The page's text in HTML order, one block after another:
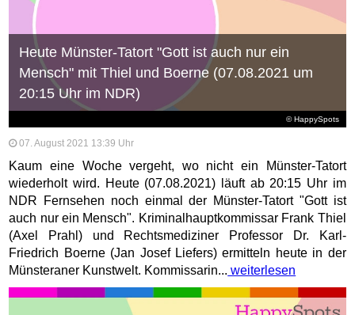
© HappySpots
Heute Münster-Tatort "Gott ist auch nur ein
Mensch" mit Thiel und Boerne (07.08.2021 um
20:15 Uhr im NDR)
07. August 2021 13:39 Uhr
Kaum eine Woche vergeht, wo nicht ein Münster-Tatort
wiederholt wird. Heute (07.08.2021) läuft ab 20:15 Uhr im
NDR Fernsehen noch einmal der Münster-Tatort "Gott ist
auch nur ein Mensch". Kriminalhauptkommissar Frank Thiel
(Axel Prahl) und Rechtsmediziner Professor Dr. Karl-
Friedrich Boerne (Jan Josef Liefers) ermitteln heute in der
Münsteraner Kunstwelt. Kommissarin... weiterlesen